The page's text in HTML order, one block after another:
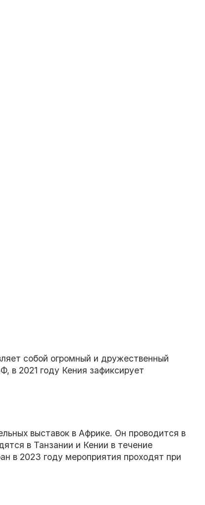
собой огромный и дружественный
в 2021 году Кения зафиксирует
выставок в Африке. Он проводится в
в Танзании и Кении в течение
в 2023 году мероприятия проходят при